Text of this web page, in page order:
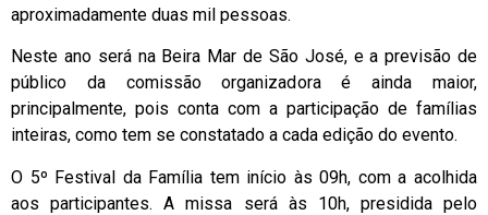
aproximadamente duas mil pessoas.
Neste ano será na Beira Mar de São José, e a previsão de
público da comissão organizadora é ainda maior,
principalmente, pois conta com a participação de famílias
inteiras, como tem se constatado a cada edição do evento.
O 5º Festival da Família tem início às 09h, com a acolhida
aos participantes. A missa será às 10h, presidida pelo